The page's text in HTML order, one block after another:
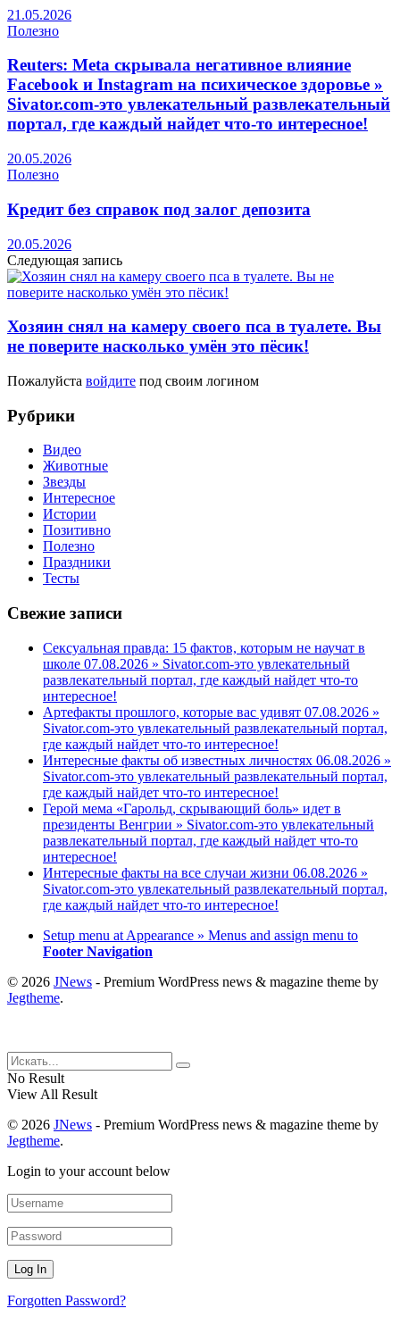
21.05.2026
Полезно
Reuters: Meta скрывала негативное влияние
Facebook и Instagram на психическое здоровье »
Sivator.com-это увлекательный развлекательный
портал, где каждый найдет что-то интересное!
20.05.2026
Полезно
Кредит без справок под залог депозита
20.05.2026
Следующая запись
Хозяин снял на камеру своего пса в туалете. Вы
не поверите насколько умён это пёсик!
Пожалуйста войдите под своим логином
Рубрики
Видео
Животные
Звезды
Интересное
Истории
Позитивно
Полезно
Праздники
Тесты
Свежие записи
Сексуальная правда: 15 фактов, которым не научат в
школе 07.08.2026 » Sivator.com-это увлекательный
развлекательный портал, где каждый найдет что-то
интересное!
Артефакты прошлого, которые вас удивят 07.08.2026 »
Sivator.com-это увлекательный развлекательный портал,
где каждый найдет что-то интересное!
Интересные факты об известных личностях 06.08.2026 »
Sivator.com-это увлекательный развлекательный портал,
где каждый найдет что-то интересное!
Герой мема «Гарольд, скрывающий боль» идет в
президенты Венгрии » Sivator.com-это увлекательный
развлекательный портал, где каждый найдет что-то
интересное!
Интересные факты на все случаи жизни 06.08.2026 »
Sivator.com-это увлекательный развлекательный портал,
где каждый найдет что-то интересное!
Setup menu at Appearance » Menus and assign menu to
Footer Navigation
© 2026 JNews - Premium WordPress news & magazine theme by
Jegtheme.
No Result
View All Result
© 2026 JNews - Premium WordPress news & magazine theme by
Jegtheme.
Login to your account below
Forgotten Password?